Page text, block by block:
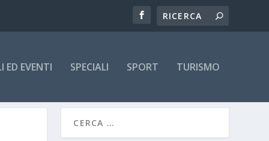
ED EVENTI SPECIALI SPORT TURISMO